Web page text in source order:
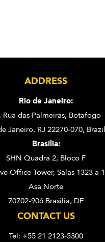
ADDRESS
Rio de Janeiro:
Rua das Palmeiras, Botafogo
Janeiro, RJ 22270-070,
Brasília:
SHN Quadra 2, Bloco F
Office Tower, Salas 1323 a
Asa Norte
70702-906 Brasília, DF
CONTACT US
Tel: +55 21 2123-5300